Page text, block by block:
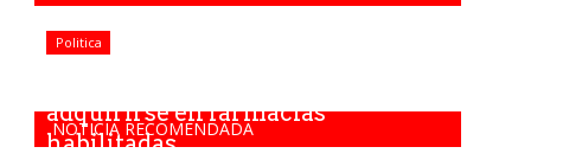
NOTICIA RECOMENDADA
Politica
adquirirse en farmacias
habilitadas